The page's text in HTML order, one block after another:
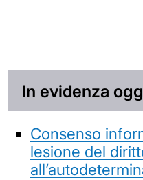
In evidenza
Consenso
lesione del